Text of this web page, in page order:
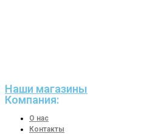
Наши магазины
Компания:
О нас
Контакты